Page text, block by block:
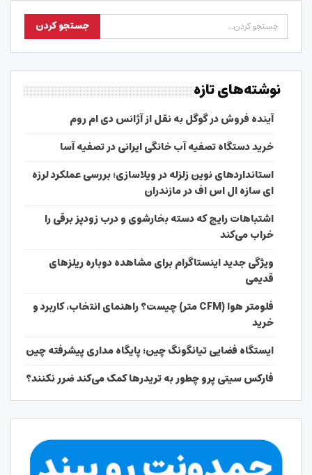
نوشته‌های تازه
آینده فروش در گوگل به نقل از آژانس دی ام روم
خرید دستگاه تصفیه آب خانگی ایرانی در تصفیه آسا
استانداردهای نوین زلزله در ویلاسازی؛ بررسی عملکرد لرزه
ای سازه ال اس اف در مازندران
اشتباهات رایج که دسته بخارشوی و درب زودپز برقی را
خراب می‌کند
ویژگی جدید اینستاگرام برای مشاهده دوباره ریلزهای
قدیمی
فلومتر هوا (CFM متر) چیست؟ راهنمای انتخاب، کاربرد و
خرید
ایستگاه فضایی تیانگونگ چین؛ پایگاه مداری پیشرفته چین
فارکس سیتی پرو چطور به تریدرها کمک می‌کند ضرر نکنند؟